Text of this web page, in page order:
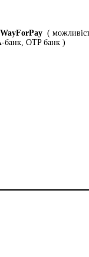
WayForPay (
банк, OTP банк )